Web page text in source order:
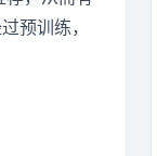
预训练，